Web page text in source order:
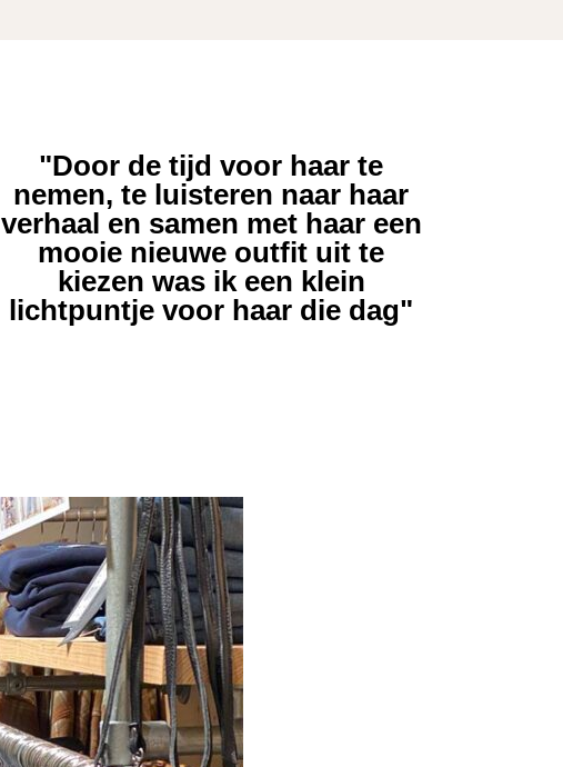
"Door de tijd voor haar te
nemen, te luisteren naar haar
verhaal en samen met haar een
mooie nieuwe outfit uit te
kiezen was ik een klein
lichtpuntje voor haar die dag"